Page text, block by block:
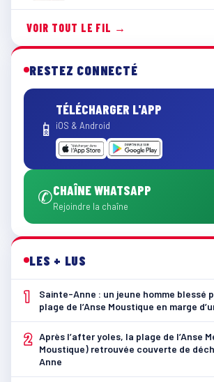
VOIR TOUT LE FIL →
RESTEZ CONNECTÉ
📱
TÉLÉCHARGER L'APP
iOS & Android
✆CHAÎNE WHATSAPP
Rejoindre la chaîne
LES + LUS
1
Sainte-Anne : un jeune homme blessé
plage de l’Anse Moustique en marge
2 Après l’after yoles, la plage de l’Anse
Moustique) retrouvée couverte de
Anne